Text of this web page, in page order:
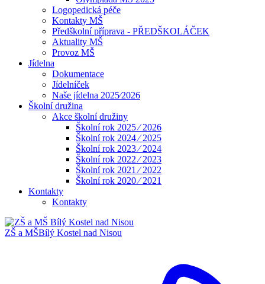
Logopedická péče
Kontakty MŠ
Předškolní příprava - PŘEDŠKOLÁČEK
Aktuality MŠ
Provoz MŠ
Jídelna
Dokumentace
Jídelníček
Naše jídelna 2025⁄2026
Školní družina
Akce školní družiny
Školní rok 2025 ⁄ 2026
Školní rok 2024 ⁄ 2025
Školní rok 2023 ⁄ 2024
Školní rok 2022 ⁄ 2023
Školní rok 2021 ⁄ 2022
Školní rok 2020 ⁄ 2021
Kontakty
Kontakty
ZŠ a MŠBílý Kostel nad Nisou